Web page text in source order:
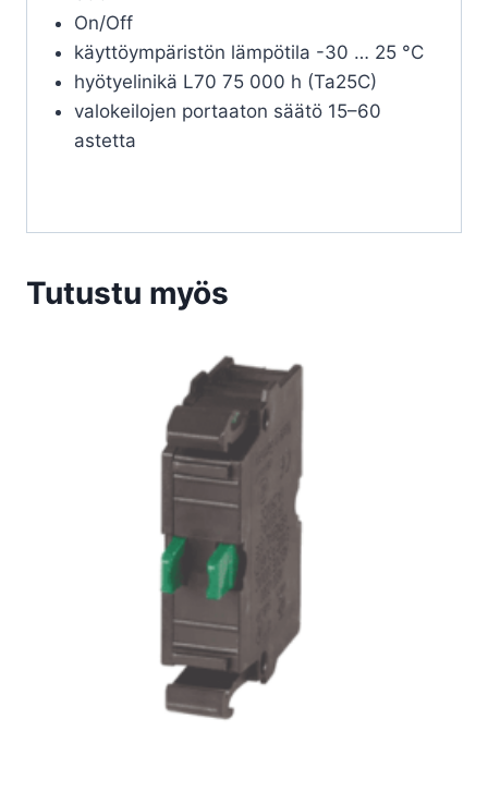
On/Off
käyttöympäristön lämpötila -30 … 25 °C
hyötyelinikä L70 75 000 h (Ta25C)
valokeilojen portaaton säätö 15–60
astetta
Tutustu myös